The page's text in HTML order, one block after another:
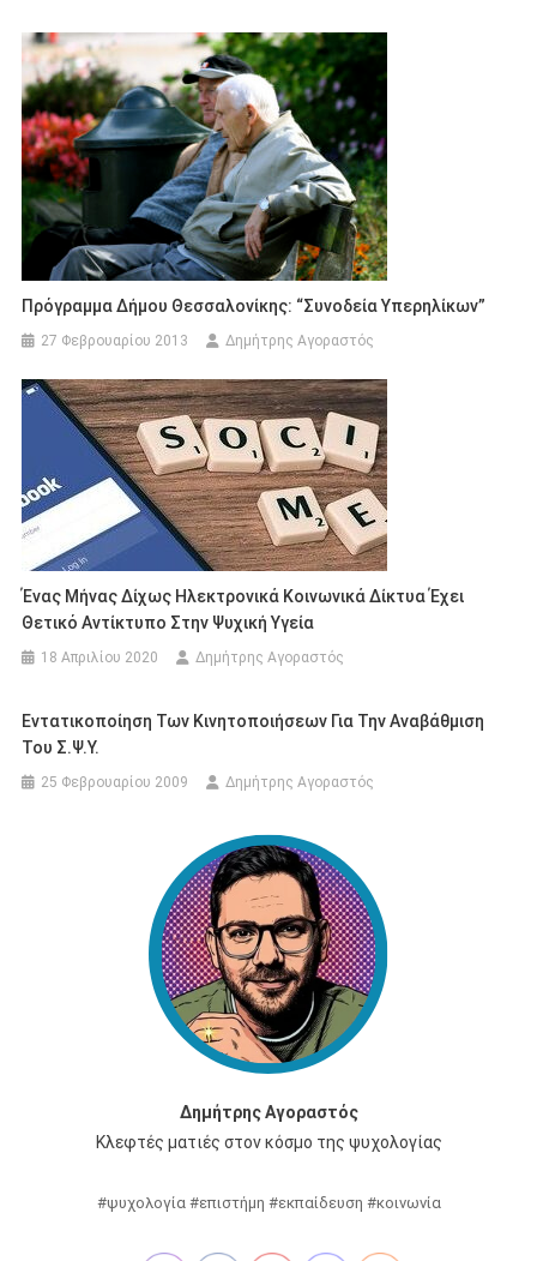
Πρόγραμμα Δήμου Θεσσαλονίκης: “Συνοδεία Υπερηλίκων”
27 Φεβρουαρίου 2013 Δημήτρης Αγοραστός
Ένας Μήνας Δίχως Ηλεκτρονικά Κοινωνικά Δίκτυα Έχει
Θετικό Αντίκτυπο Στην Ψυχική Υγεία
18 Απριλίου 2020 Δημήτρης Αγοραστός
Εντατικοποίηση Των Κινητοποιήσεων Για Την Αναβάθμιση
Του Σ.Ψ.Υ.
25 Φεβρουαρίου 2009 Δημήτρης Αγοραστός
Δημήτρης Αγοραστός
Κλεφτές ματιές στον κόσμο της ψυχολογίας
#ψυχολογία #επιστήμη #εκπαίδευση #κοινωνία